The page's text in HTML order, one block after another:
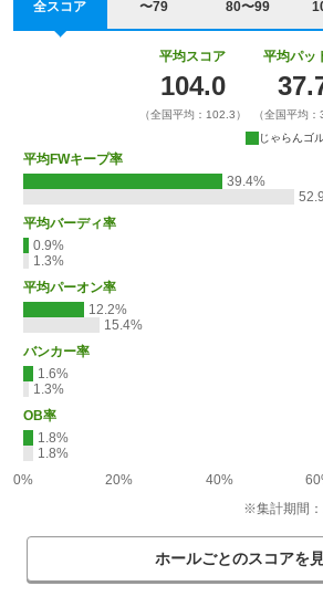
全スコア 〜79 80〜99
平均スコア
104.0
（全国平均：102.3）
平均パッ
（全国平均：
じゃらんゴ
平均FWキープ率
39.4%
平均バーディ率
0.9%
1.3%
平均パーオン率
12.2%
15.4%
バンカー率
1.6%
1.3%
OB率
1.8%
1.8%
0%
20% 40%
※集計期間
ホールごとのスコアを